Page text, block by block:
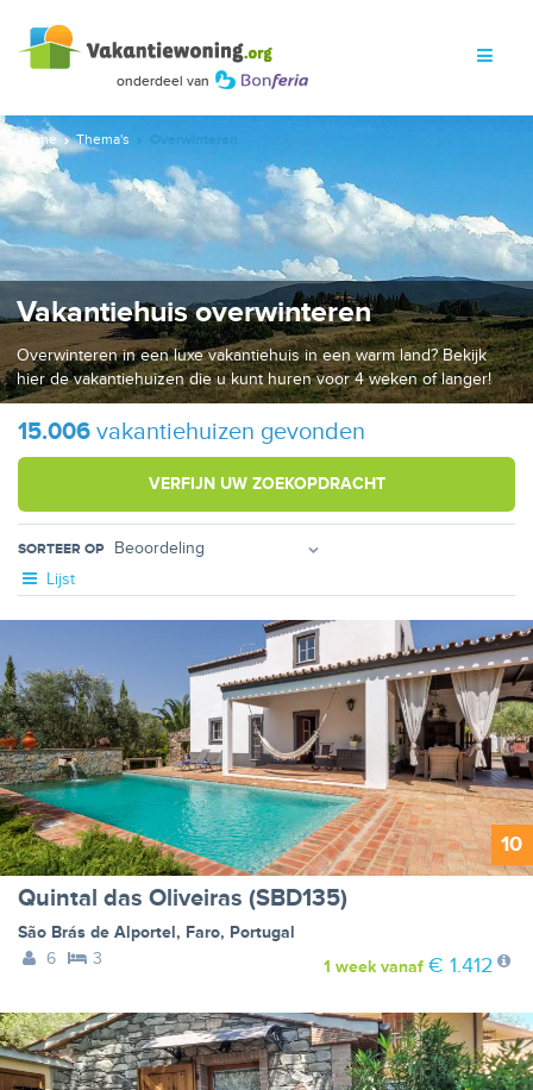
Home Thema's
Vakantiehuis overwinteren
Overwinteren in een luxe vakantiehuis in een warm land? Bekijk
hier de vakantiehuizen die u kunt huren voor 4 weken of langer!
15.006 vakantiehuizen gevonden
VERFIJN UW ZOEKOPDRACHT
SORTEER OP
Lijst
10
Quintal das Oliveiras (SBD135)
São Brás de Alportel, Faro, Portugal
6
3 1 weekvanaf € 1.412